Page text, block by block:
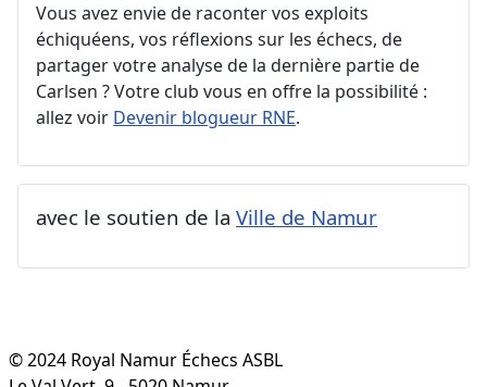
Vous avez envie de raconter vos exploits
échiquéens, vos réflexions sur les échecs, de
partager votre analyse de la dernière partie de
Carlsen ? Votre club vous en offre la possibilité :
allez voir Devenir blogueur RNE.
avec le soutien de la Ville de Namur
© 2024 Royal Namur Échecs ASBL